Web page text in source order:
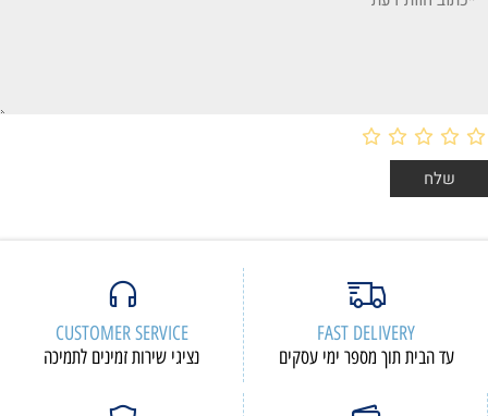
FAST DELIVERY
עד הבית תוך מספר ימי עסקים
CUSTOMER SERVICE
נציגי שירות זמינים לתמיכה